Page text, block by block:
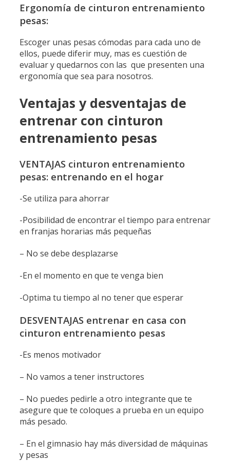
Ergonomía de cinturon entrenamiento
pesas:
Escoger unas pesas cómodas para cada uno de
ellos, puede diferir muy, mas es cuestión de
evaluar y quedarnos con las que presenten una
ergonomía que sea para nosotros.
Ventajas y desventajas de
entrenar con cinturon
entrenamiento pesas
VENTAJAS cinturon entrenamiento
pesas: entrenando en el hogar
-Se utiliza para ahorrar
-Posibilidad de encontrar el tiempo para entrenar
en franjas horarias más pequeñas
– No se debe desplazarse
-En el momento en que te venga bien
-Optima tu tiempo al no tener que esperar
DESVENTAJAS entrenar en casa con
cinturon entrenamiento pesas
-Es menos motivador
– No vamos a tener instructores
– No puedes pedirle a otro integrante que te
asegure que te coloques a prueba en un equipo
más pesado.
– En el gimnasio hay más diversidad de máquinas
y pesas